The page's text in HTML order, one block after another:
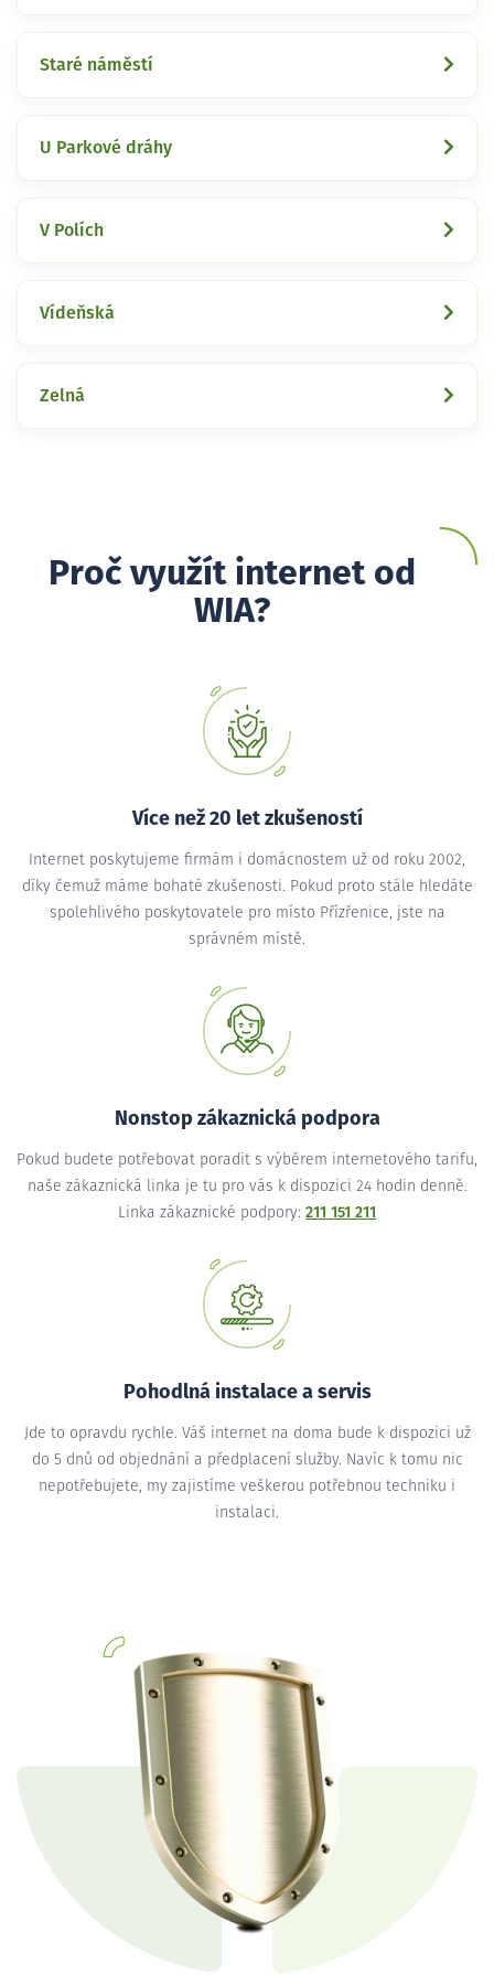
Staré náměstí
U Parkové dráhy
V Polích
Vídeňská
Zelná
Proč využít internet od
WIA?
Více než 20 let zkušeností
Internet poskytujeme firmám i domácnostem už od roku 2002,
díky čemuž máme bohaté zkušenosti. Pokud proto stále hledáte
spolehlivého poskytovatele pro místo Přízřenice, jste na
správném místě.
Nonstop zákaznická podpora
Pokud budete potřebovat poradit s výběrem internetového tarifu,
naše zákaznická linka je tu pro vás k dispozici 24 hodin denně.
Linka zákaznické podpory: 211 151 211
Pohodlná instalace a servis
Jde to opravdu rychle. Váš internet na doma bude k dispozici už
do 5 dnů od objednání a předplacení služby. Navíc k tomu nic
nepotřebujete, my zajistíme veškerou potřebnou techniku i
instalaci.